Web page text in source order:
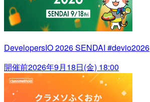
DevelopersIO 2026 SENDAI #devio2026
開催前2026年9月18日(金) 18:00